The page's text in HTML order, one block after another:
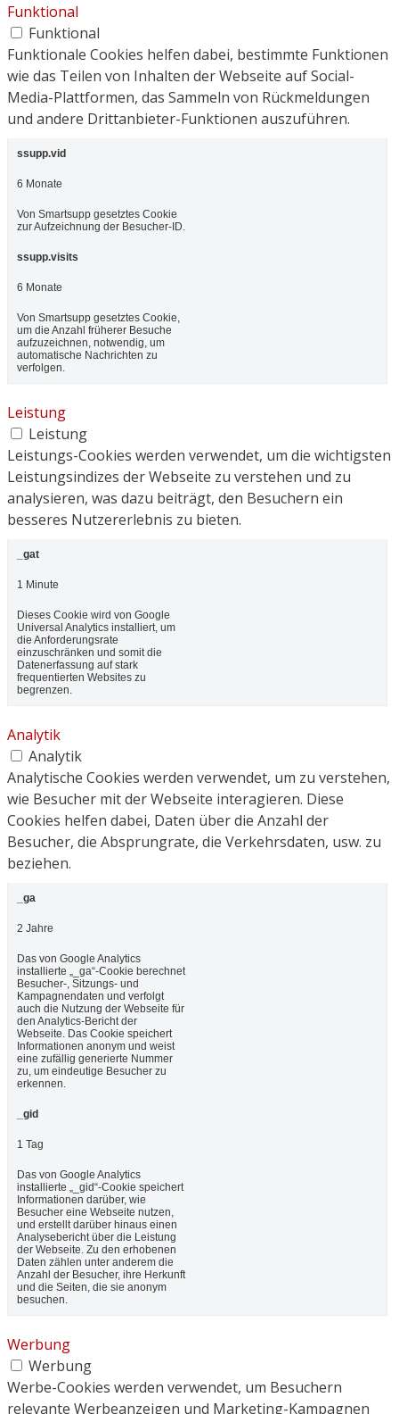
Funktional
Funktional
Funktionale Cookies helfen dabei, bestimmte Funktionen
wie das Teilen von Inhalten der Webseite auf Social-
Media-Plattformen, das Sammeln von Rückmeldungen
und andere Drittanbieter-Funktionen auszuführen.
ssupp.vid
6 Monate
Von Smartsupp gesetztes Cookie
zur Aufzeichnung der Besucher-ID.
ssupp.visits
6 Monate
Von Smartsupp gesetztes Cookie,
um die Anzahl früherer Besuche
aufzuzeichnen, notwendig, um
automatische Nachrichten zu
verfolgen.
Leistung
Leistung
Leistungs-Cookies werden verwendet, um die wichtigsten
Leistungsindizes der Webseite zu verstehen und zu
analysieren, was dazu beiträgt, den Besuchern ein
besseres Nutzererlebnis zu bieten.
_gat
1 Minute
Dieses Cookie wird von Google
Universal Analytics installiert, um
die Anforderungsrate
einzuschränken und somit die
Datenerfassung auf stark
frequentierten Websites zu
begrenzen.
Analytik
Analytik
Analytische Cookies werden verwendet, um zu verstehen,
wie Besucher mit der Webseite interagieren. Diese
Cookies helfen dabei, Daten über die Anzahl der
Besucher, die Absprungrate, die Verkehrsdaten, usw. zu
beziehen.
_ga
2 Jahre
Das von Google Analytics
installierte „_ga“-Cookie berechnet
Besucher-, Sitzungs- und
Kampagnendaten und verfolgt
auch die Nutzung der Webseite für
den Analytics-Bericht der
Webseite. Das Cookie speichert
Informationen anonym und weist
eine zufällig generierte Nummer
zu, um eindeutige Besucher zu
erkennen.
_gid
1 Tag
Das von Google Analytics
installierte „_gid“-Cookie speichert
Informationen darüber, wie
Besucher eine Webseite nutzen,
und erstellt darüber hinaus einen
Analysebericht über die Leistung
der Webseite. Zu den erhobenen
Daten zählen unter anderem die
Anzahl der Besucher, ihre Herkunft
und die Seiten, die sie anonym
besuchen.
Werbung
Werbung
Werbe-Cookies werden verwendet, um Besuchern
relevante Werbeanzeigen und Marketing-Kampagnen